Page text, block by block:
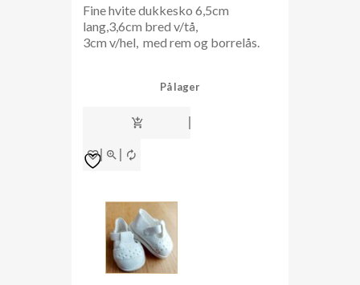
Fine hvite dukkesko 6,5cm
lang,3,6cm bred v/tå,
3cm v/hel, med rem og borrelås.
På lager
dukkesko
6,5
6538